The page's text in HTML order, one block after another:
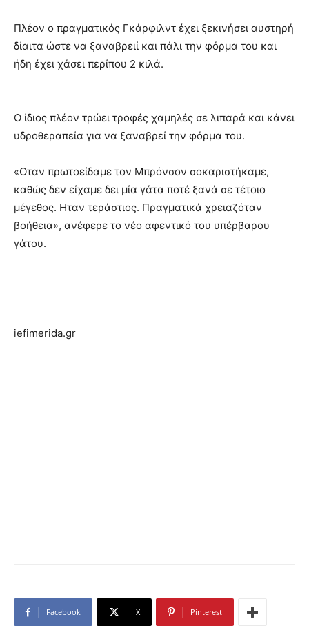
Πλέον ο πραγματικός Γκάρφιλντ έχει ξεκινήσει αυστηρή
δίαιτα ώστε να ξαναβρειί και πάλι την φόρμα του και
ήδη έχει χάσει περίπου 2 κιλά.
Ο ίδιος πλέον τρώει τροφές χαμηλές σε λιπαρά και κάνει
υδροθεραπεία για να ξαναβρεί την φόρμα του.
«Οταν πρωτοείδαμε τον Μπρόνσον σοκαριστήκαμε,
καθώς δεν είχαμε δει μία γάτα ποτέ ξανά σε τέτοιο
μέγεθος. Ηταν τεράστιος. Πραγματικά χρειαζόταν
βοήθεια», ανέφερε το νέο αφεντικό του υπέρβαρου
γάτου.
iefimerida.gr
Facebook X Pinterest